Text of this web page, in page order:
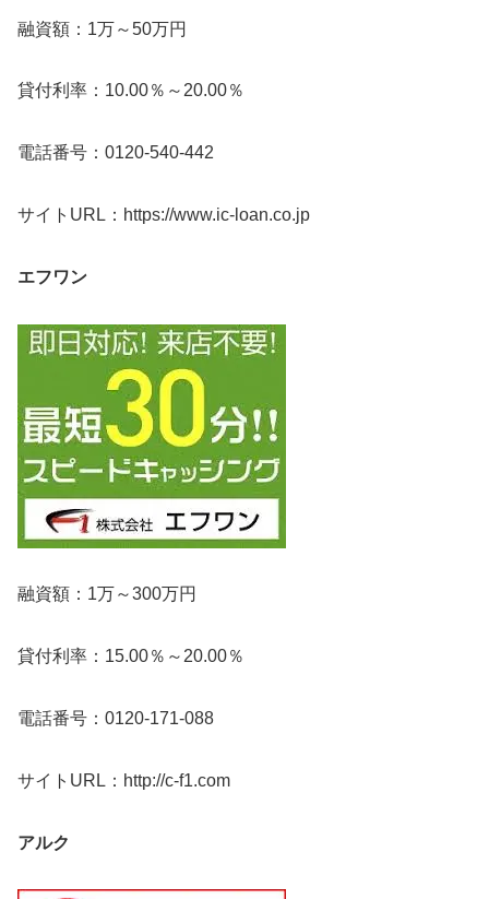
融資額：1万～50万円
貸付利率：10.00％～20.00％
電話番号：0120-540-442
サイトURL：https://www.ic-loan.co.jp
エフワン
融資額：1万～300万円
貸付利率：15.00％～20.00％
電話番号：0120-171-088
サイトURL：http://c-f1.com
アルク